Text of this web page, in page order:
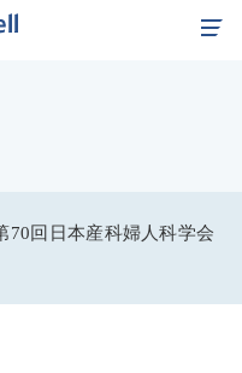
70回日本産科婦人科学会